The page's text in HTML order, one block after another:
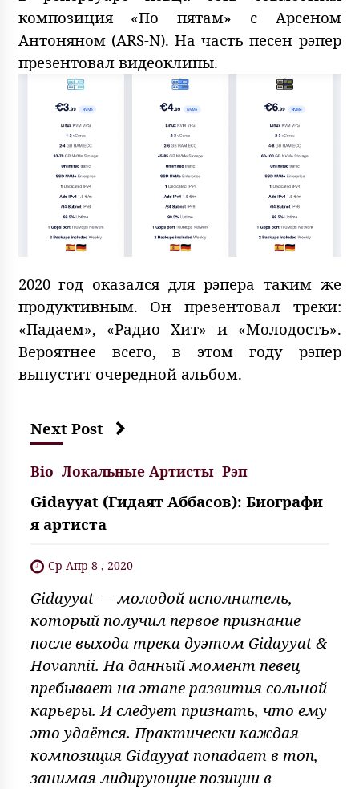
композиция «По пятам» с Арсеном
Антоняном (ARS-N). На часть песен рэпер
презентовал видеоклипы.
2020 год оказался для рэпера таким же
продуктивным. Он презентовал треки:
«Падаем», «Радио Хит» и «Молодость».
Вероятнее всего, в этом году рэпер
выпустит очередной альбом.
Next Post
Bio Локальные Артисты Рэп
Gidayyat (Гидаят Аббасов): Биографи
я артиста
Ср Апр 8 , 2020
Gidayyat — молодой исполнитель,
который получил первое признание
после выхода трека дуэтом Gidayyat &
Hovannii. На данный момент певец
пребывает на этапе развития сольной
карьеры. И следует признать, что ему
это удаётся. Практически каждая
композиция Gidayyat попадает в топ,
занимая лидирующие позиции в